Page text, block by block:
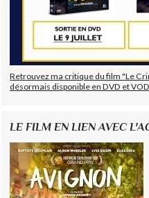
Retrouvez ma critique du film "Le
désormais disponible en DVD et
LE FILM EN LIEN AVEC